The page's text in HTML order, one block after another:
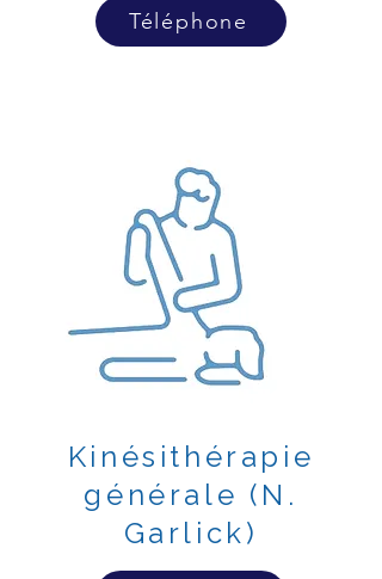
Téléphone
Kinésithérapie
générale (N.
Garlick)